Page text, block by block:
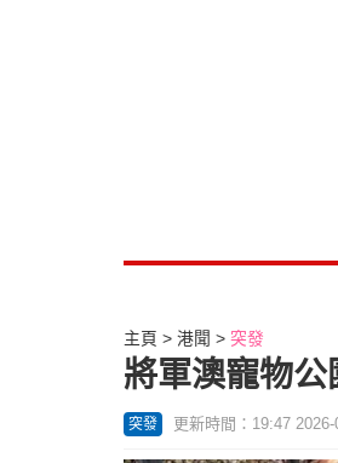
主頁 港聞 突發
將軍澳寵物
突發 更新時間：19:47